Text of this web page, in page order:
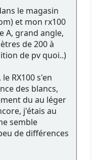
le magasin
et mon rx100
A, grand angle,
de 200 à
de pv quoi..)
RX100 s'en
des blancs,
du au léger
j'étais au
semble
de différences